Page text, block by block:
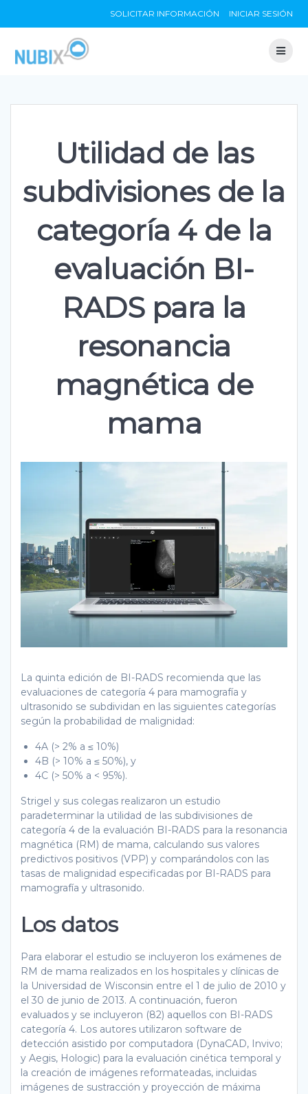
to
SOLICITAR INFORMACIÓN INICIAR SESIÓN
Utilidad de las
subdivisiones de la
categoría 4 de la
evaluación BI-
RADS para la
resonancia
magnética de
mama
La quinta edición de BI-RADS recomienda que las
evaluaciones de categoría 4 para mamografía y
ultrasonido se subdividan en las siguientes categorías
según la probabilidad de malignidad:
4A (> 2% a ≤ 10%)
4B (> 10% a ≤ 50%), y
4C (> 50% a < 95%).
Strigel y sus colegas realizaron un estudio
paradeterminar la utilidad de las subdivisiones de
categoría 4 de la evaluación BI-RADS para la resonancia
magnética (RM) de mama, calculando sus valores
predictivos positivos (VPP) y comparándolos con las
tasas de malignidad especificadas por BI-RADS para
mamografía y ultrasonido.
Los datos
Para elaborar el estudio se incluyeron los exámenes de
RM de mama realizados en los hospitales y clínicas de
la Universidad de Wisconsin entre el 1 de julio de 2010 y
el 30 de junio de 2013. A continuación, fueron
evaluados y se incluyeron (82) aquellos con BI-RADS
categoría 4. Los autores utilizaron software de
detección asistido por computadora (DynaCAD, Invivo;
y Aegis, Hologic) para la evaluación cinética temporal y
la creación de imágenes reformateadas, incluidas
imágenes de sustracción y proyección de máxima